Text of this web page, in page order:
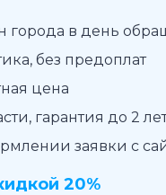
города в день
без предоплат
цена
гарантия до 2
заявки с
20%